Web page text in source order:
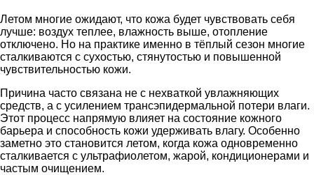
Летом многие ожидают, что кожа будет чувствовать себя
лучше: воздух теплее, влажность выше, отопление
отключено. Но на практике именно в тёплый сезон многие
сталкиваются с сухостью, стянутостью и повышенной
чувствительностью кожи.
Причина часто связана не с нехваткой увлажняющих
средств, а с усилением трансэпидермальной потери влаги.
Этот процесс напрямую влияет на состояние кожного
барьера и способность кожи удерживать влагу. Особенно
заметно это становится летом, когда кожа одновременно
сталкивается с ультрафиолетом, жарой, кондиционерами и
частым очищением.